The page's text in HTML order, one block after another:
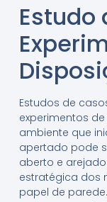
Estudo
Estudos de
experimentos
ambiente que
apertado pode
aberto e
estratégica dos
papel de